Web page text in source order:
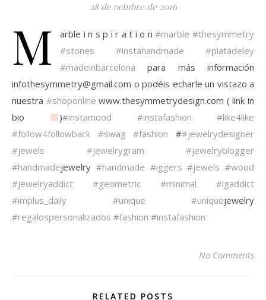
28 de octubre de 2016
M arble i n s p i r a t i o n#marble #thesymmetry
#stones
#instahandmade
#platadeley
#madeinbarcelona para más información
infothesymmetry@gmail.com o podéis echarle un vistazo a
nuestra #shoponline www.thesymmetrydesign.com ( link in
bio
)#instamood #instafashion
#like4like
#follow4followback
#swag #fashion ##jewelrydesigner
#jewels
#jewelrygram
#jewelryblogger
#handmadejewelry #handmade #iggers #jewels #wood
#jewelryaddict
#geometric #minimal
#igaddict
#implus_daily
#unique #uniquejewelry
#regalospersonalizados #fashion #instafashion
No Comments
RELATED POSTS